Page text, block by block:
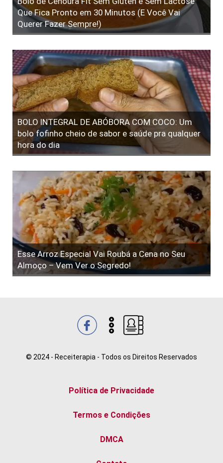
Que Fica Pronto em 30 Minutos (E Você Vai
Querer Fazer Sempre!)
BOLO INTEGRAL DE ABÓBORA COM COCO: Um
bolo fofinho cheio de sabor e saúde pra qualquer
hora do dia
Esse Arroz Especial Vai Roubá a Cena no Seu
Almoço – Vem Ver o Segredo!
© 2024 - Receiterapia - Todos os Direitos Reservados
DMCA
Termos e Condições
Política de Privacidade